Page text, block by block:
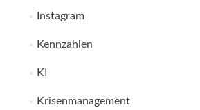
Instagram
Kennzahlen
KI
Krisenmanagement